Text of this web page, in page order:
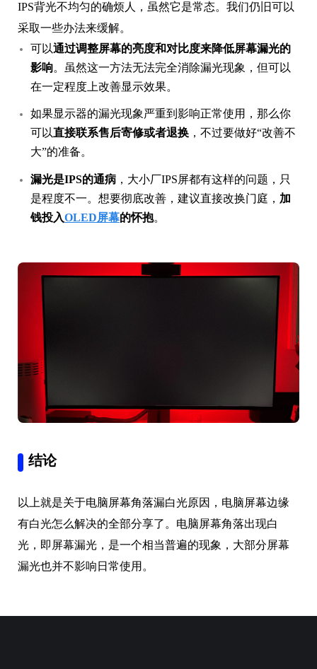
IPS背光不均匀的确烦人，虽然它是常态。我们仍旧可以
采取一些办法来缓解。
可以通过调整屏幕的亮度和对比度来降低屏幕漏光的
影响。虽然这一方法无法完全消除漏光现象，但可以
在一定程度上改善显示效果。
如果显示器的漏光现象严重到影响正常使用，那么你
可以直接联系售后寄修或者退换 ，不过要做好“改善不
大”的准备。
漏光是IPS的通病 ，大小厂IPS屏都有这样的问题，只
是程度不一。想要彻底改善，建议直接改换门庭， 加
钱投入OLED屏幕的怀抱。
结论
以上就是关于电脑屏幕角落漏白光原因，电脑屏幕边缘
有白光怎么解决的全部分享了。电脑屏幕角落出现白
光，即屏幕漏光，是一个相当普遍的现象，大部分屏幕
漏光也并不影响日常使用。